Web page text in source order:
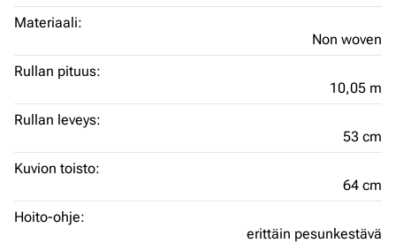
Materiaali:
Non woven
Rullan pituus:
10,05 m
Rullan leveys:
53 cm
Kuvion toisto:
64 cm
Hoito-ohje:
erittäin pesunkestävä